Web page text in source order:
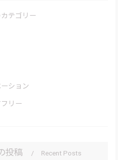
テゴリー
ーション
リー
投稿 Recent Posts